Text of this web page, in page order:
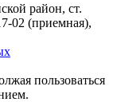
район, ст.
02 (приемная),
пользоваться